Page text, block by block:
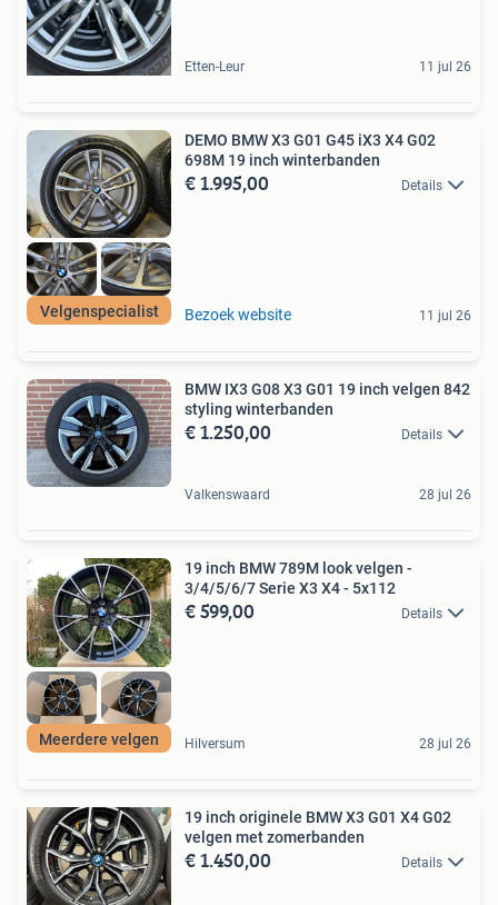
Etten-Leur 11 jul 26
Velgenspecialist
DEMO BMW X3 G01 G45 iX3 X4 G02
698M 19 inch winterbanden
€ 1.995,00 Details
Bezoek website 11 jul 26
BMW IX3 G08 X3 G01 19 inch velgen 842
styling winterbanden
€ 1.250,00 Details
Valkenswaard 28 jul 26
Meerdere velgen
19 inch BMW 789M look velgen -
3/4/5/6/7 Serie X3 X4 - 5x112
€ 599,00 Details
Hilversum 28 jul 26
19 inch originele BMW X3 G01 X4 G02
velgen met zomerbanden
€ 1.450,00 Details